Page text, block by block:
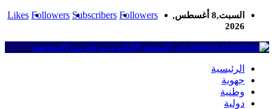
Likes Followers Subscribers Followers
السبت,8 أغسطس,
2026
al-intifada - النسخة الإلكترونية لجريدة الانتفاضة
الرئيسية
جهوية
وطنية
دولية